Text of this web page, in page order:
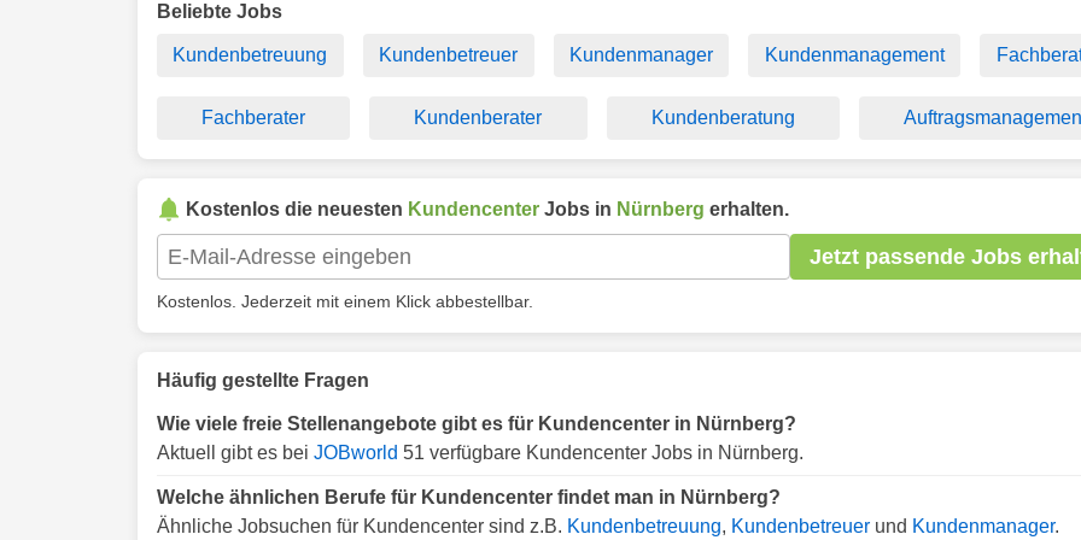
Beliebte Jobs
Kundenbetreuung Kundenbetreuer Kundenmanager Kundenmanagement
Fachberater Kundenberater Kundenberatung
Kostenlos die neuesten Kundencenter Jobs in Nürnberg erhalten.
Jetzt passende Jobs
Kostenlos. Jederzeit mit einem Klick abbestellbar.
Häufig gestellte Fragen
Wie viele freie Stellenangebote gibt es für Kundencenter in Nürnberg?
Aktuell gibt es bei JOBworld 51 verfügbare Kundencenter Jobs in Nürnberg.
Welche ähnlichen Berufe für Kundencenter findet man in Nürnberg?
Ähnliche Jobsuchen für Kundencenter sind z.B. Kundenbetreuung, Kundenbetreuer und Kundenmanager.